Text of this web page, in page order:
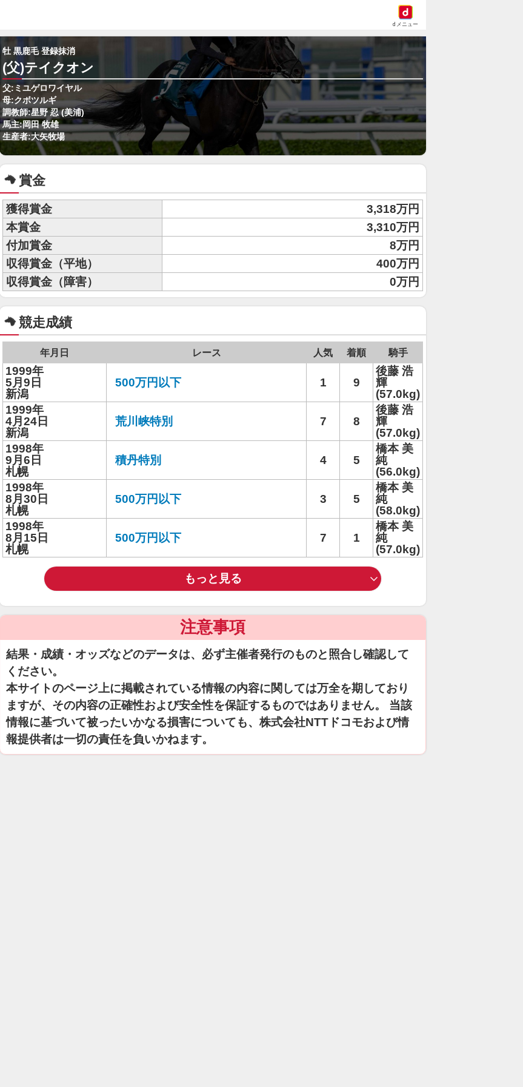
dメニュー
牡 黒鹿毛 登録抹消
(父)テイクオン
父:ミユゲロワイヤル
母:クボツルギ
調教師:星野 忍 (美浦)
馬主:岡田 牧雄
生産者:大矢牧場
賞金
獲得賞金
3,318万円
本賞金
3,310万円
付加賞金
8万円
収得賞金（平地）
400万円
収得賞金（障害）
0万円
競走成績
年月日 レース 人気 着順 騎手
1999年
5月9日
新潟
500万円以下 1 9
後藤 浩
輝
(57.0kg)
1999年
4月24日
新潟
荒川峡特別 7 8
後藤 浩
輝
(57.0kg)
1998年
9月6日
札幌
積丹特別 4 5
橋本 美
純
(56.0kg)
1998年
8月30日
札幌
500万円以下 3 5
橋本 美
純
(58.0kg)
1998年
8月15日
札幌
500万円以下 7 1
橋本 美
純
(57.0kg)
もっと見る
注意事項
結果・成績・オッズなどのデータは、必ず主催者発行のものと照合し確認して
ください。
本サイトのページ上に掲載されている情報の内容に関しては万全を期しており
ますが、その内容の正確性および安全性を保証するものではありません。 当該
情報に基づいて被ったいかなる損害についても、株式会社NTTドコモおよび情
報提供者は一切の責任を負いかねます。